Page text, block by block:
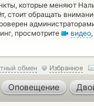
которые меняют
стоит обращать
просмотрите
видео
обмен Избранное
Оповещение